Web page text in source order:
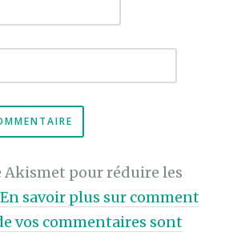
Akismet pour réduire les
En savoir plus sur comment
vos commentaires sont